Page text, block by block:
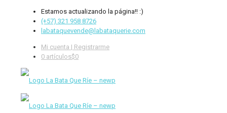
Estamos actualizando la página!! :)
(+57) 321 958 8726
labataquevende@labataquerie.com
Mi cuenta | Registrarme
0 artículos$0